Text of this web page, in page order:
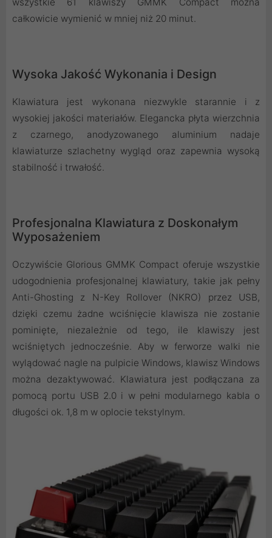
całkowicie wymienić w mniej niż 20 minut.
Wysoka Jakość Wykonania i Design
Klawiatura jest wykonana niezwykle starannie i z
wysokiej jakości materiałów. Elegancka płyta wierzchnia
z czarnego, anodyzowanego aluminium nadaje
klawiaturze szlachetny wygląd oraz zapewnia wysoką
stabilność i trwałość.
Profesjonalna Klawiatura z Doskonałym
Wyposażeniem
Oczywiście Glorious GMMK Compact oferuje wszystkie
udogodnienia profesjonalnej klawiatury, takie jak pełny
Anti-Ghosting z N-Key Rollover (NKRO) przez USB,
dzięki czemu żadne wciśnięcie klawisza nie zostanie
pominięte, niezależnie od tego, ile klawiszy jest
wciśniętych jednocześnie. Aby w ferworze walki nie
wylądować nagle na pulpicie Windows, klawisz Windows
można dezaktywować. Klawiatura jest podłączana za
pomocą portu USB 2.0 i w pełni modularnego kabla o
długości ok. 1,8 m w oplocie tekstylnym.